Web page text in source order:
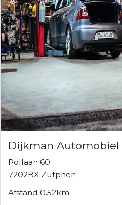
Dijkman Automobiel
Pollaan 60
7202BX Zutphen
Afstand 0.52km